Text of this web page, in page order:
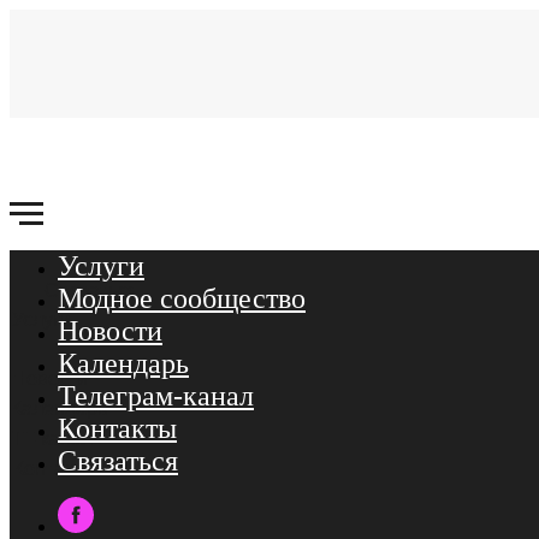
Связаться
Услуги
Новости
Календарь
ТГ-канал
Контакты
Услуги
Модное сообщество
Новости
Календарь
Телеграм-канал
Контакты
Связаться